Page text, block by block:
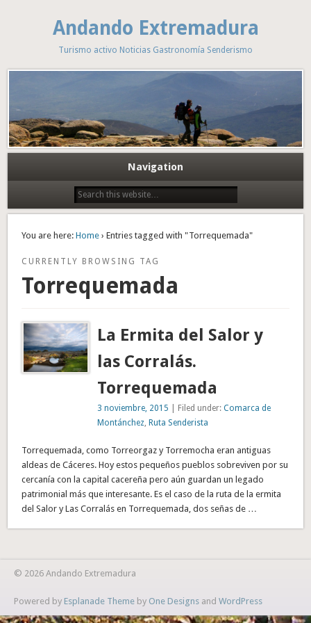
Andando Extremadura
Turismo activo Noticias Gastronomía Senderismo
Navigation
You are here: Home › Entries tagged with "Torrequemada"
CURRENTLY BROWSING TAG
Torrequemada
La Ermita del Salor y
las Corralás.
Torrequemada
3 noviembre, 2015 | Filed under: Comarca de
Montánchez Ruta Senderista
Torrequemada, como Torreorgaz y Torremocha eran antiguas
aldeas de Cáceres. Hoy estos pequeños pueblos sobreviven por su
cercanía con la capital cacereña pero aún guardan un legado
patrimonial más que interesante. Es el caso de la ruta de la ermita
del Salor y Las Corralás en Torrequemada, dos señas de …
© 2026 Andando Extremadura
Powered by Esplanade Theme by One Designs and WordPress